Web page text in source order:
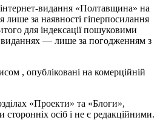
видання «Полтавщина» на
лише за наявності гіперпосилання
для індексації пошуковими
— лише за погодженням з
, опубліковані на комерційній
«Проекти» та «Блоги»,
сторонніх осіб і не є редакційними.